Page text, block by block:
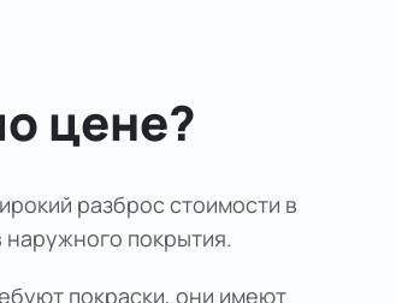
цене?
разброс стоимости в
покрытия.
покраски, они имеют